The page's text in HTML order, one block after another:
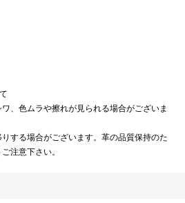
、色ムラや擦れが見られる場合がございま
する場合がございます。革の品質保持のた
注意下さい。